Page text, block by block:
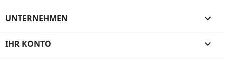
UNTERNEHMEN 
IHR KONTO 